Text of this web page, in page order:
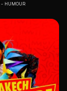
HUMOUR